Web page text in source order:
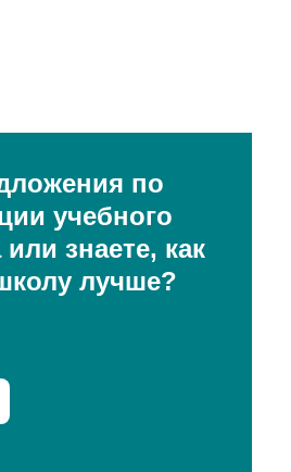
по
учебного
знаете, как
лучше?